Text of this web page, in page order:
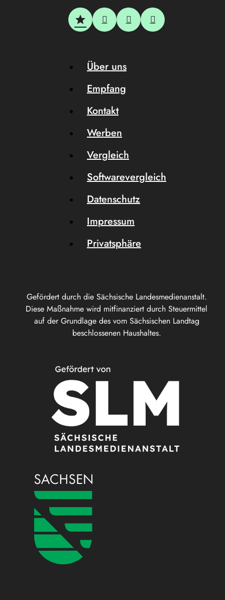
Gefördert durch die Sächsische Landesmedienanstalt.
Diese Maßnahme wird mitfinanziert durch Steuermittel
auf der Grundlage des vom Sächsischen Landtag
beschlossenen Haushaltes.
Über uns
Empfang
Kontakt
Werben
Vergleich
Softwarevergleich
Datenschutz
Impressum
Privatsphäre